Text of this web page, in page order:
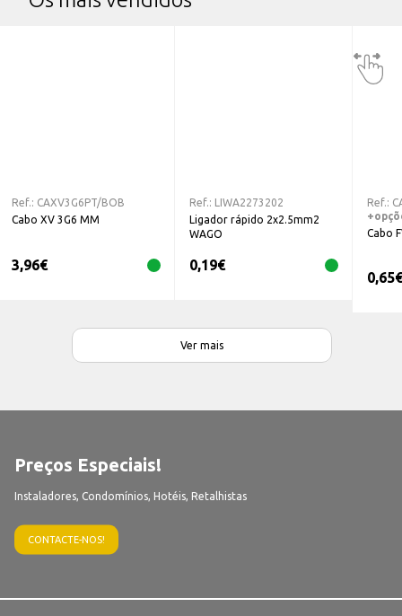
Ref.: CAXV3G6PT/BOB
Cabo XV 3G6 MM
3,96€
Ref.:
LIWA2273202
Ligador rápido 2x2.5mm2
WAGO
0,19€
Ref.:
Cabo
0,65€
Ver mais
Preços Especiais!
Instaladores, Condomínios, Hotéis, Retalhistas
CONTACTE-NOS!